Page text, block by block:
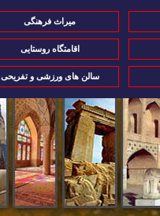
میراث فرهنگی
اقامتگاه روستایی
سالن های ورزشی و تفریحی